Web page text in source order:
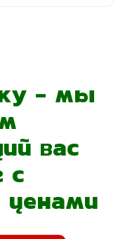
- мы
вас
с